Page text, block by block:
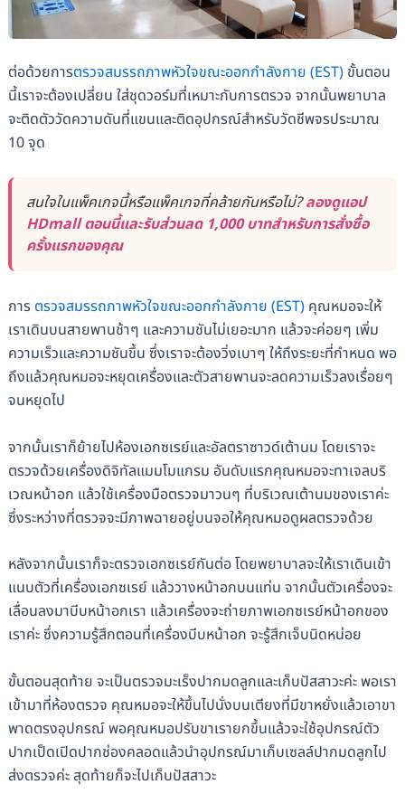
ต่อด้วยการตรวจสมรรถภาพหัวใจขณะออกกำลังกาย (EST)ขั้นตอน
นี้เราจะต้องเปลี่ยน ใส่ชุดวอร์มที่เหมาะกับการตรวจ จากนั้นพยาบาล
จะติดตัววัดความดันที่แขนและติดอุปกรณ์สำหรับวัดชีพจรประมาณ
10 จุด
สนใจในแพ็คเกจนี้หรือแพ็คเกจที่คล้ายกันหรือไม่?ลองดูแอป
HDmall ตอนนี้และรับส่วนลด 1,000 บาทสำหรับการสั่งซื้อ
ครั้งแรกของคุณ
การ ตรวจสมรรถภาพหัวใจขณะออกกำลังกาย (EST)คุณหมอจะให้
เราเดินบนสายพานช้าๆ และความชันไม่เยอะมาก แล้วจะค่อยๆ เพิ่ม
ความเร็วและความชันขึ้น ซึ่งเราจะต้องวิ่งเบาๆ ให้ถึงระยะที่กำหนด พอ
ถึงแล้วคุณหมอจะหยุดเครื่องและตัวสายพานจะลดความเร็วลงเรื่อยๆ
จนหยุดไป
จากนั้นเราก็ย้ายไปห้องเอกซเรย์และอัลตราซาวด์เต้านม โดยเราจะ
ตรวจด้วยเครื่องดิจิทัลแมมโมแกรม อันดับแรกคุณหมอจะทาเจลบริ
เวณหน้าอก แล้วใช้เครื่องมือตรวจมาวนๆ ที่บริเวณเต้านมของเราค่ะ
ซึ่งระหว่างที่ตรวจจะมีภาพฉายอยู่บนจอให้คุณหมอดูผลตรวจด้วย
หลังจากนั้นเราก็จะตรวจเอกซเรย์กันต่อ โดยพยาบาลจะให้เราเดินเข้า
แนบตัวที่เครื่องเอกซเรย์ แล้ววางหน้าอกบนแท่น จากนั้นตัวเครื่องจะ
เลื่อนลงมาบีบหน้าอกเรา แล้วเครื่องจะถ่ายภาพเอกซเรย์หน้าอกของ
เราค่ะ ซึ่งความรู้สึกตอนที่เครื่องบีบหน้าอก จะรู้สึกเจ็บนิดหน่อย
ขั้นตอนสุดท้าย จะเป็นตรวจมะเร็งปากมดลูกและเก็บปัสสาวะค่ะ พอเรา
เข้ามาที่ห้องตรวจ คุณหมอจะให้ขึ้นไปนั่งบนเตียงที่มีขาหยั่งแล้วเอาขา
พาดตรงอุปกรณ์ พอคุณหมอปรับขาเรายกขึ้นแล้วจะใช้อุปกรณ์ตัว
ปากเป็ดเปิดปากช่องคลอดแล้วนำอุปกรณ์มาเก็บเซลล์ปากมดลูกไป
ส่งตรวจค่ะ สุดท้ายก็จะไปเก็บปัสสาวะ